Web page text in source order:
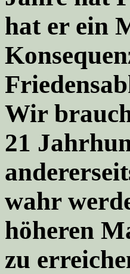
hat er ein
Wir
21
wahr
höheren
zu